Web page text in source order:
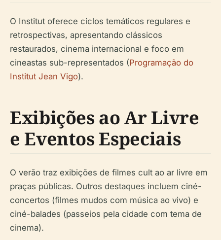
O Institut oferece ciclos temáticos regulares e
retrospectivas, apresentando clássicos
restaurados, cinema internacional e foco em
cineastas sub-representados (Programação do
Institut Jean Vigo).
Exibições ao Ar Livre
e Eventos Especiais
O verão traz exibições de filmes cult ao ar livre em
praças públicas. Outros destaques incluem ciné-
concertos (filmes mudos com música ao vivo) e
ciné-balades (passeios pela cidade com tema de
cinema).